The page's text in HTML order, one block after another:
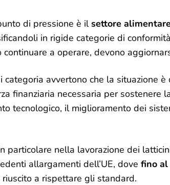
di pressione è ilsettore alimentare
in rigide categorie di
a operare, devono
categoria avvertono che la situazione
finanziaria necessaria per sostenere
tecnologico, il miglioramento dei
particolare nella lavorazione dei
allargamenti dell’UE, dove fino al
a rispettare gli standard.